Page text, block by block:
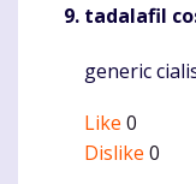
tadalafil
Komentaras
generic
Like 0
Dislike 0